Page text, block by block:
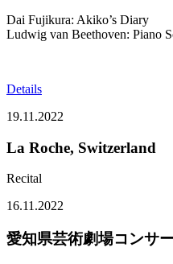
Dai Fujikura: Akiko’s Diary
Ludwig van Beethoven: Piano
Details
19.11.2022
La Roche, Switzerland
Recital
16.11.2022
愛知県芸術劇場コンサ